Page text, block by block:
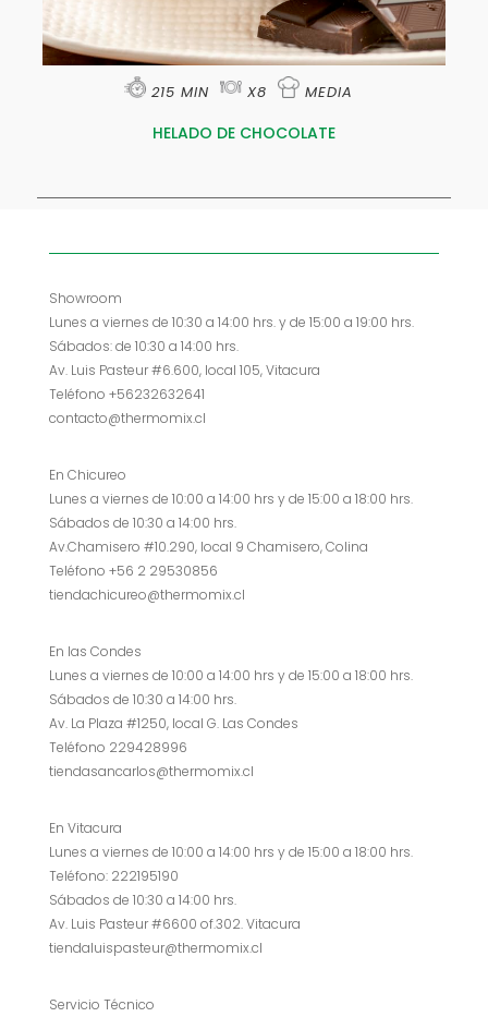
215 MIN X8 MEDIA
HELADO DE CHOCOLATE
Showroom
Lunes a viernes de 10:30 a 14:00 hrs. y de 15:00 a 19:00 hrs.
Sábados: de 10:30 a 14:00 hrs.
Av. Luis Pasteur #6.600, local 105, Vitacura
Teléfono +56232632641
contacto@thermomix.cl
En Chicureo
Lunes a viernes de 10:00 a 14:00 hrs y de 15:00 a 18:00 hrs.
Sábados de 10:30 a 14:00 hrs.
Av.Chamisero #10.290, local 9 Chamisero, Colina
Teléfono +56 2 29530856
tiendachicureo@thermomix.cl
En las Condes
Lunes a viernes de 10:00 a 14:00 hrs y de 15:00 a 18:00 hrs.
Sábados de 10:30 a 14:00 hrs.
Av. La Plaza #1250, local G. Las Condes
Teléfono 229428996
tiendasancarlos@thermomix.cl
En Vitacura
Lunes a viernes de 10:00 a 14:00 hrs y de 15:00 a 18:00 hrs.
Teléfono: 222195190
Sábados de 10:30 a 14:00 hrs.
Av. Luis Pasteur #6600 of.302. Vitacura
tiendaluispasteur@thermomix.cl
Servicio Técnico